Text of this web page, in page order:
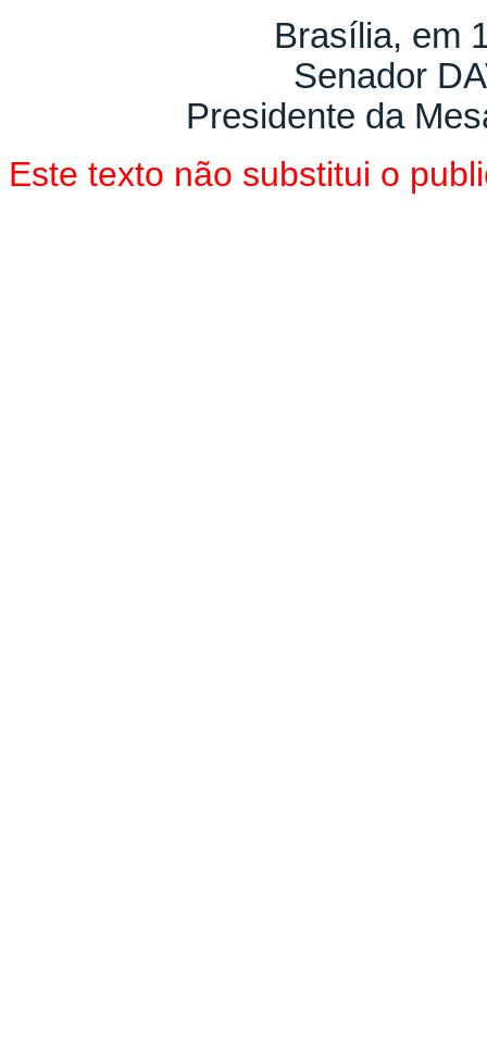
Brasília, em
Senador
Presidente da
Este texto não substitui o